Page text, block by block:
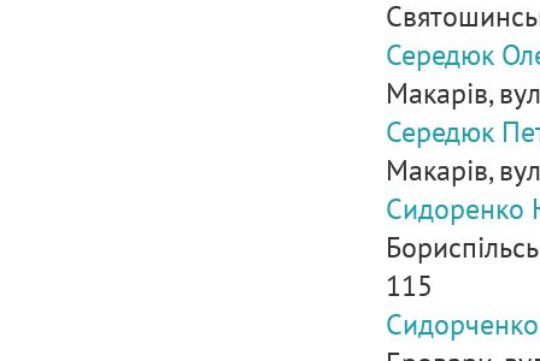
Середюк
Макарів,
Середюк
Макарів,
Сидоренко
115